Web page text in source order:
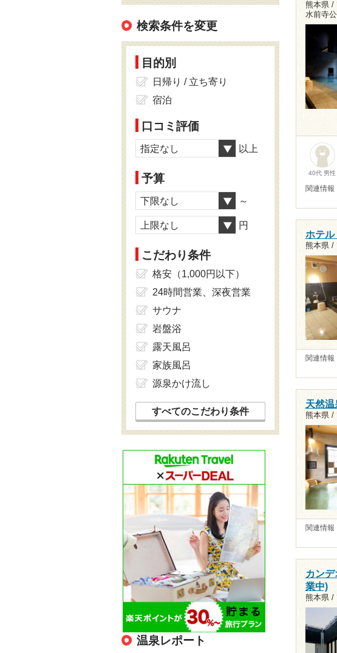
熊本県 /
水前寺
40代 男性
関連情報
ホテル
熊本県 /
関連情報
天然
熊本県 /
関連情報
カン
業中)
熊本県 /
検索条件を変更
目的別
日帰り / 立ち寄り
宿泊
口コミ評価
指定なし 以上
予算
下限なし ～
上限なし 円
こだわり条件
格安（1,000円以下）
24時間営業、深夜営業
サウナ
岩盤浴
露天風呂
家族風呂
源泉かけ流し
すべてのこだわり条件
温泉レポート